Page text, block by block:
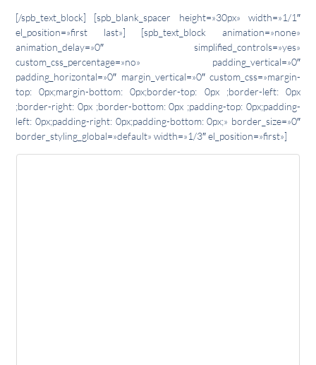
[/spb_text_block] [spb_blank_spacer height=»30px» width=»1/1″
el_position=»first last»] [spb_text_block animation=»none»
animation_delay=»0″ simplified_controls=»yes»
custom_css_percentage=»no» padding_vertical=»0″
padding_horizontal=»0″ margin_vertical=»0″ custom_css=»margin-
top: 0px;margin-bottom: 0px;border-top: 0px ;border-left: 0px
;border-right: 0px ;border-bottom: 0px ;padding-top: 0px;padding-
left: 0px;padding-right: 0px;padding-bottom: 0px;» border_size=»0″
border_styling_global=»default» width=»1/3″ el_position=»first»]